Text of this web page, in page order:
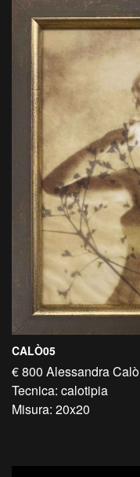
CALÒ05
€ 800 Alessandra Calò
Tecnica: calotipia
Misura: 20x20